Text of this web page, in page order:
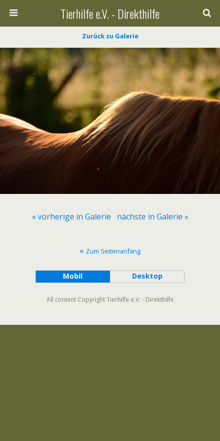
Tierhilfe e.V. - Direkthilfe
Zurück zu Galerie
« vorherige in Galerie nächste in Galerie »
Zum Seitenanfang
Mobil Desktop
All content Copyright Tierhilfe e.V. - Direkthilfe